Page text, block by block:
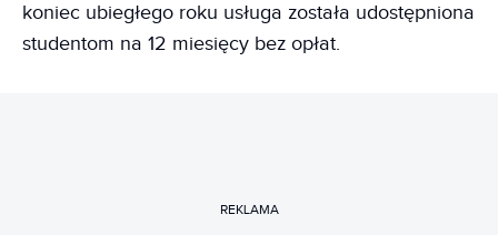
koniec ubiegłego roku usługa została udostępniona
studentom na 12 miesięcy bez opłat.
REKLAMA